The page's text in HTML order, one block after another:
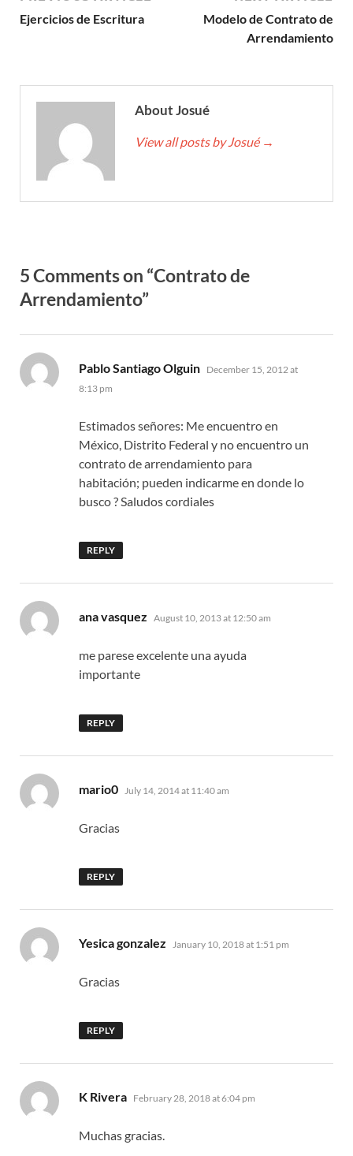
Ejercicios de Escritura
Modelo de Contrato de
Arrendamiento
About Josué
View all posts by Josué →
5 Comments on “Contrato de
Arrendamiento”
Pablo Santiago Olguin says:
December 15, 2012 at
8:13 pm
Estimados señores: Me encuentro en
México, Distrito Federal y no encuentro un
contrato de arrendamiento para
habitación; pueden indicarme en donde lo
busco ? Saludos cordiales
REPLY
ana vasquez says:
August 10, 2013 at 12:50 am
me parese excelente una ayuda
importante
REPLY
mario0 says:
July 14, 2014 at 11:40 am
Gracias
REPLY
Yesica gonzalez says:
January 10, 2018 at 1:51 pm
Gracias
REPLY
K Rivera says:
February 28, 2018 at 6:04 pm
Muchas gracias.